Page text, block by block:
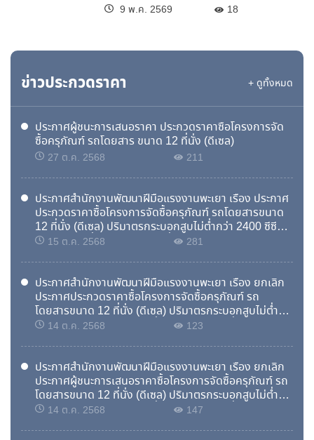
9 พ.ค. 2569 18
ข่าวประกวดราคา + ดูทั้งหมด
ประกาศผู้ชนะการเสนอราคา ประกวดราคาซื้อโครงการจัด
ซื้อครุภัณฑ์ รถโดยสาร ขนาด 12 ที่นั่ง (ดีเซล)
27 ต.ค. 2568 211
ประกาศสำนักงานพัฒนาฝีมือแรงงานพะเยา เรื่อง ประกาศ
ประกวดราคาซื้อโครงการจัดซื้อครุภัณฑ์ รถโดยสารขนาด
12 ที่นั่ง (ดีเซล) ปริมาตรกระบอกสูบไม่ต่ำกว่า 2400 ซีซี
หรือกำลังเครื่องยนต์สูงสุดไม่ต่ำกว่า 90 กิโลวัตต์ ด้วยวิธี
15 ต.ค. 2568 281
ประกาศสำนักงานพัฒนาฝีมือแรงงานพะเยา เรื่อง ยกเลิก
ประกาศประกวดราคาซื้อโครงการจัดซื้อครุภัณฑ์ รถ
โดยสารขนาด 12 ที่นั่ง (ดีเซล) ปริมาตรกระบอกสูบไม่ต่ำ
กว่า 2400 ซีซี หรือกำลังเครื่องยนต์สูงสุดไม่ต่ำกว่า 90 กิโล
14 ต.ค. 2568 123
ประกาศสำนักงานพัฒนาฝีมือแรงงานพะเยา เรื่อง ยกเลิก
ประกาศผู้ชนะการเสนอราคาซื้อโครงการจัดซื้อครุภัณฑ์ รถ
โดยสารขนาด 12 ที่นั่ง (ดีเซล) ปริมาตรกระบอกสูบไม่ต่ำ
กว่า 2400 ซีซี หรือกำลังเครื่องยนต์สูงสุดไม่ต่ำกว่า 90 กิโล
14 ต.ค. 2568 147
24